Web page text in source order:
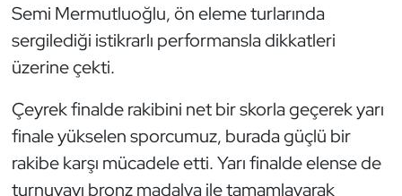
Semi Mermutluoğlu, ön eleme turlarında
sergilediği istikrarlı performansla dikkatleri
üzerine çekti.
Çeyrek finalde rakibini net bir skorla geçerek yarı
finale yükselen sporcumuz, burada güçlü bir
rakibe karşı mücadele etti. Yarı finalde elense de
turnuvayı bronz madalya ile tamamlayarak
Karate
Kayak
Kempo
Kick Boks